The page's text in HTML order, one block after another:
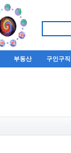
부동산 구인구직